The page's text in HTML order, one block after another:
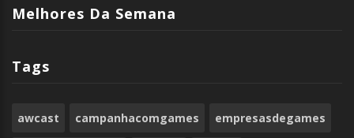
Melhores Da Semana
Tags
awcast campanhacomgames empresasdegames